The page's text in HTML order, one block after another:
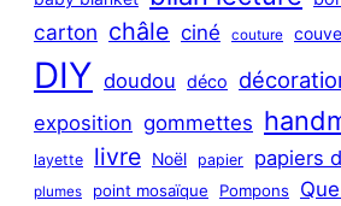
carton châle ciné couture
DIY doudou déco
exposition gommettes
layette livre Noël papier papiers
plumes point mosaïque Pompons